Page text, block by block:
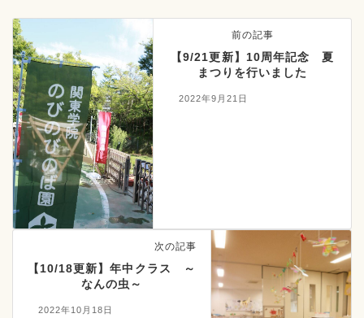
前の記事
【9/21更新】10周年記念 夏
まつりを行いました
2022年9月21日
次の記事
【10/18更新】年中クラス ～
なんの虫～
2022年10月18日